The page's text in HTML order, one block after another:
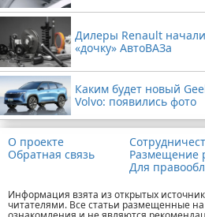
Дилеры Renault
«дочку» АвтоВАЗа
Каким будет новый
Volvo: появились фото
О проекте
Обратная связь
Размещение
Для
Информация взята из открытых
читателями. Все статьи размещенные